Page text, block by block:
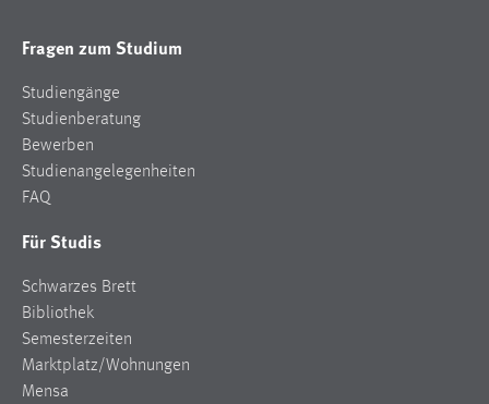
Fragen zum Studium
Studiengänge
Studienberatung
Bewerben
Studienangelegenheiten
FAQ
Für Studis
Schwarzes Brett
Bibliothek
Semesterzeiten
Marktplatz/Wohnungen
Mensa
Name:
site-language-preference
Zweck:
Cookie Laufzeit:
Chat
Name: